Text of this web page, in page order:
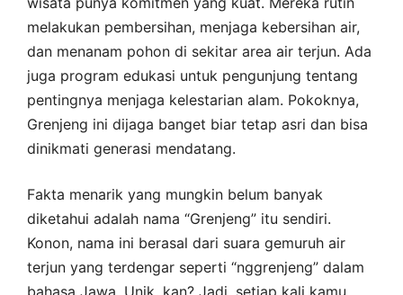
melakukan pembersihan, menjaga kebersihan air,
dan menanam pohon di sekitar area air terjun. Ada
juga program edukasi untuk pengunjung tentang
pentingnya menjaga kelestarian alam. Pokoknya,
Grenjeng ini dijaga banget biar tetap asri dan bisa
dinikmati generasi mendatang.
Fakta menarik yang mungkin belum banyak
diketahui adalah nama “Grenjeng” itu sendiri.
Konon, nama ini berasal dari suara gemuruh air
terjun yang terdengar seperti “nggrenjeng” dalam
bahasa Jawa. Unik, kan? Jadi, setiap kali kamu